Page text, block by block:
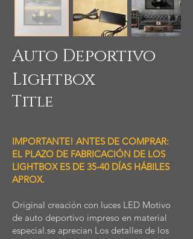
Auto Deportivo
Lightbox
Title
IMPORTANTE! ANTES DE COMPRAR:
EL PLAZO DE FABRICACIÓN DE LOS
LIGHTBOX ES DE 35-40 DÍAS HÁBILES
APROX.
Original creación con luces LED Motivo
de auto deportivo impreso en material
especial.se aprecian Los detalles de los